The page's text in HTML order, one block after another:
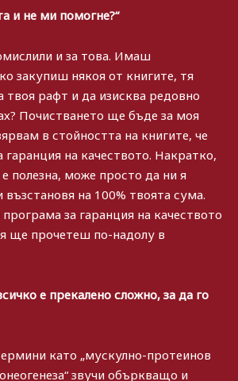
и не ми помогне?“
и за това. Имаш
закупиш някоя от книгите, тя
твоя рафт и да изисква редовно
Почистването ще бъде за моя
в стойността на книгите, че
на качеството. Накратко,
полезна, може просто да ни я
на 100% твоята сума.
за гаранция на качеството
ще прочетеш по-надолу в
е прекалено сложно, за да го
като „мускулно-протеинов
звучи объркващо и